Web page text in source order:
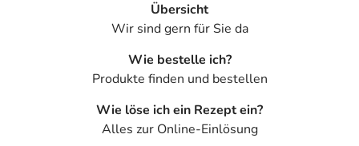
Übersicht
Wir sind gern für Sie da
Wie bestelle ich?
Produkte finden und bestellen
Wie löse ich ein Rezept ein?
Alles zur Online-Einlösung